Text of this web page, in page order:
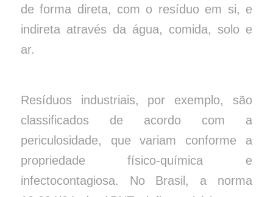
de forma direta, com o resíduo em si, e
indireta através da água, comida, solo e
ar.
Resíduos industriais, por exemplo, são
classificados de acordo com a
periculosidade, que variam conforme a
propriedade físico-química e
infectocontagiosa. No Brasil, a norma